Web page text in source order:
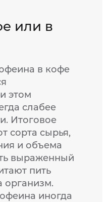
или в
в кофе
этом
слабее
Итоговое
сорта сырья,
и объема
выраженный
пить
организм.
иногда